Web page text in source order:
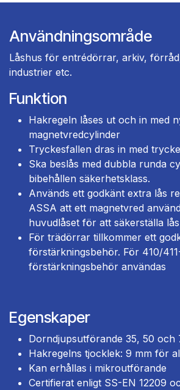
Användningsområde
Låshus för entrédörrar, arkiv,
industrier etc.
Funktion
Hakregeln låses ut och in med
magnetvredcylinder
Tryckesfallen dras in med trycke
Ska beslås med dubbla runda
bibehållen säkerhetsklass.
Används ett godkänt extra lås
ASSA att ett magnetvred
huvudlåset för att säkerställa
För trädörrar tillkommer ett
förstärkningsbehör. För 410/
förstärkningsbehör användas
Egenskaper
Dorndjupsutförande 35, 50 och
Hakregelns tjocklek: 9 mm för
Kan erhållas i mikroutförande
Certifierat enligt SS-EN 12209